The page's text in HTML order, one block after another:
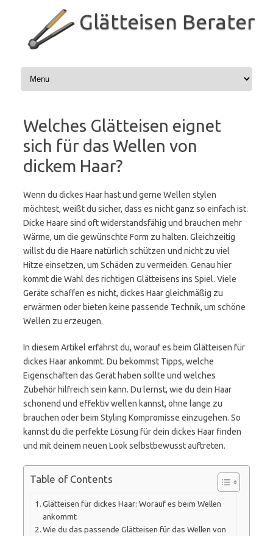
Glätteisen Berater
Welches Glätteisen eignet
sich für das Wellen von
dickem Haar?
Wenn du dickes Haar hast und gerne Wellen stylen
möchtest, weißt du sicher, dass es nicht ganz so einfach ist.
Dicke Haare sind oft widerstandsfähig und brauchen mehr
Wärme, um die gewünschte Form zu halten. Gleichzeitig
willst du die Haare natürlich schützen und nicht zu viel
Hitze einsetzen, um Schäden zu vermeiden. Genau hier
kommt die Wahl des richtigen Glätteisens ins Spiel. Viele
Geräte schaffen es nicht, dickes Haar gleichmäßig zu
erwärmen oder bieten keine passende Technik, um schöne
Wellen zu erzeugen.
In diesem Artikel erfährst du, worauf es beim Glätteisen für
dickes Haar ankommt. Du bekommst Tipps, welche
Eigenschaften das Gerät haben sollte und welches
Zubehör hilfreich sein kann. Du lernst, wie du dein Haar
schonend und effektiv wellen kannst, ohne lange zu
brauchen oder beim Styling Kompromisse einzugehen. So
kannst du die perfekte Lösung für dein dickes Haar finden
und mit deinem neuen Look selbstbewusst auftreten.
Table of Contents
Glätteisen für dickes Haar: Worauf es beim Wellen
ankommt
Wie du das passende Glätteisen für das Wellen von